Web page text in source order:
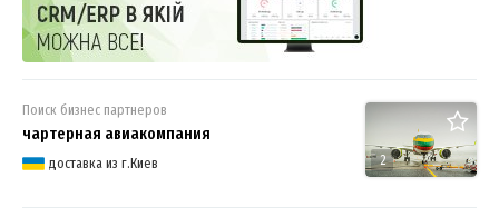
2
Поиск бизнес партнеров
чартерная авиакомпания
доставка из г.Киев